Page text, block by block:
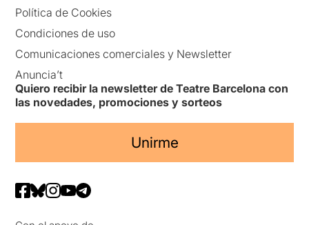
Política de Cookies
Condiciones de uso
Comunicaciones comerciales y Newsletter
Anuncia’t
Quiero recibir la newsletter de Teatre Barcelona con
las novedades, promociones y sorteos
Unirme